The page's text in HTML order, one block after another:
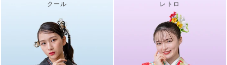
クール レトロ